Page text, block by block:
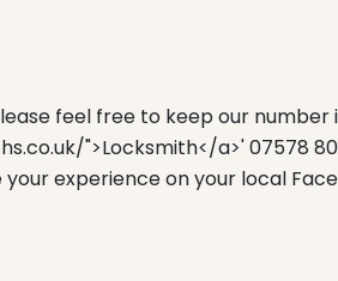
feel free to keep our number
">Locksmith</a>' 07578
experience on your local